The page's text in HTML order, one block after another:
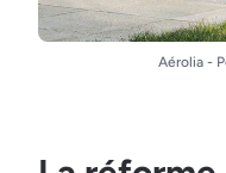
Aérolia -